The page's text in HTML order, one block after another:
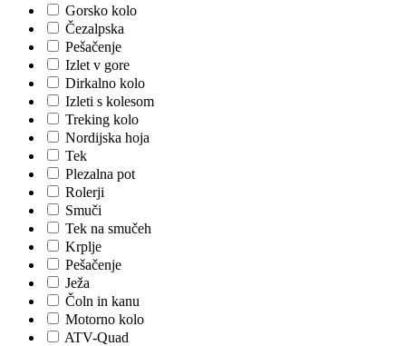
Gorsko kolo
Čezalpska
Pešačenje
Izlet v gore
Dirkalno kolo
Izleti s kolesom
Treking kolo
Nordijska hoja
Tek
Plezalna pot
Rolerji
Smuči
Tek na smučeh
Krplje
Pešačenje
Ježa
Čoln in kanu
Motorno kolo
ATV-Quad